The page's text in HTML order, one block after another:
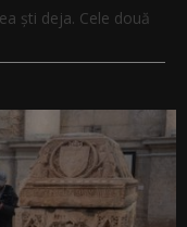
ști deja. Cele două